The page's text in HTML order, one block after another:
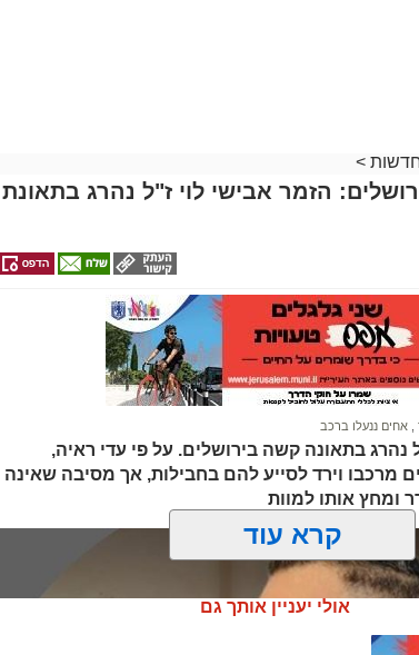
>
הזמר אבישי לוי ז"ל נהרג בתאונת
אחים ננעלו ברכב
נהרג בתאונה קשה בירושלים. על פי עדי ראיה,
מרכבו וירד לסייע להם בחבילות, אך מסיבה שאינה
ומחץ אותו למוות
קרא עוד
אולי יעניין אותך גם